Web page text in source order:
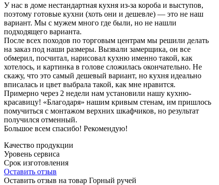
У нас в доме нестандартная кухня из-за короба и выступов,
поэтому готовые кухни (хоть они и дешевле) — это не наш
вариант. Мы с мужем много где были, но не нашли
подходящего варианта.
После всех походов по торговым центрам мы решили делать
на заказ под наши размеры. Вызвали замерщика, он все
обмерил, посчитал, нарисовал кухню именно такой, как
хотелось, и картинка в голове сложилась окончательно. Не
скажу, что это самый дешевый вариант, но кухня идеально
вписалась и цвет выбрала такой, как мне нравится.
Примерно через 2 недели нам установили нашу кухню-
красавицу! «Благодаря» нашим кривым стенам, им пришлось
помучиться с монтажом верхних шкафчиков, но результат
получился отменный.
Большое всем спасибо! Рекомендую!
Качество продукции
Уровень сервиса
Срок изготовления
Оставить отзыв
Оставить отзыв на товар Горный ручей